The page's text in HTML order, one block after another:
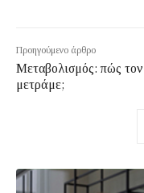
Προηγούμενο άρθρο
Μεταβολισμός: πώς τον
μετράμε;